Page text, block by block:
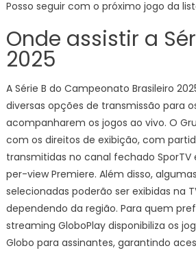
Posso seguir com o próximo jogo da
Onde assistir a
2025
A Série B do Campeonato Brasileiro
diversas opções de transmissão para
acompanharem os jogos ao vivo. O
com os direitos de exibição, com
transmitidas no canal fechado
per-view Premiere. Além disso,
selecionadas poderão ser exibidas na
dependendo da região. Para quem
streaming GloboPlay disponibiliza os
Globo para assinantes, garantindo